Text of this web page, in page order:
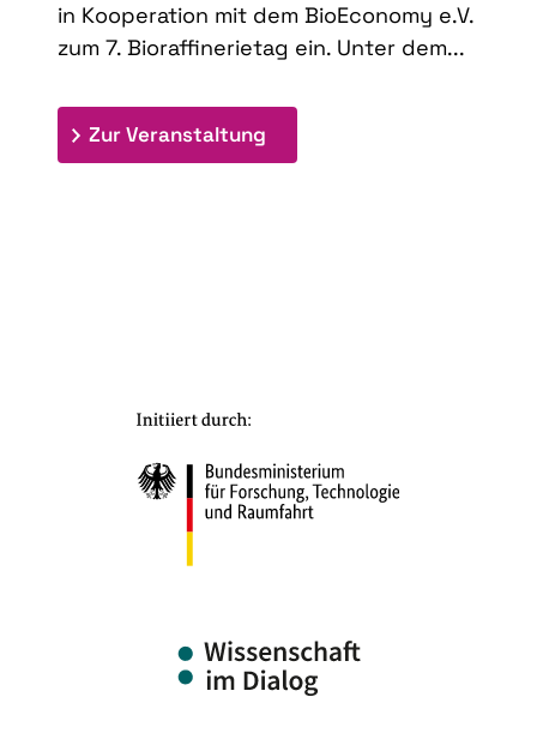
in Kooperation mit dem BioEconomy e.V.
zum 7. Bioraffinerietag ein. Unter dem...
Zur Veranstaltung